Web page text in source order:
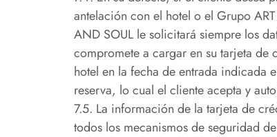
antelación con el hotel o el Grupo
AND SOUL le solicitará siempre los
compromete a cargar en su tarjeta
hotel en la fecha de entrada indicada
reserva, lo cual el cliente acepta y
7.5. La información de la tarjeta de
todos los mecanismos de seguridad